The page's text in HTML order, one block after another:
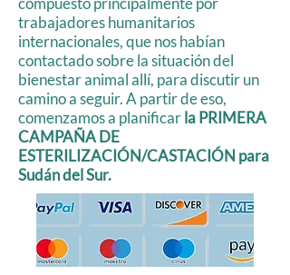
trabajadores humanitarios
internacionales, que nos habían
contactado sobre la situación del
bienestar animal allí, para discutir un
camino a seguir. A partir de eso,
comenzamos a planificarla PRIMERA
CAMPAÑA DE
ESTERILIZACIÓN/CASTACIÓN para
Sudán del Sur.